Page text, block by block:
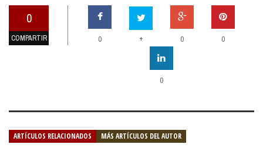
0
COMPARTIR 0 + 0 0
0
ARTÍCULOS RELACIONADOS MÁS ARTÍCULOS DEL AUTOR